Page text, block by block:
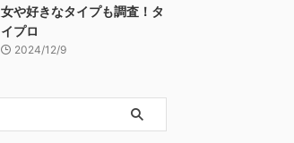
女や好きなタイプも調査！タ
イプロ
2024/12/9